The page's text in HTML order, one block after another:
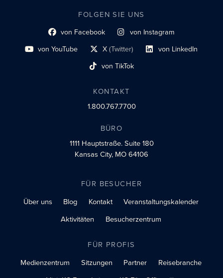
FOLGEN SIE UNS
Link zum sozialen Profil
von Facebook Link zum sozialen Profil
von Instagram
Link zum sozialen Profil
von YouTube X(Twitter)
Social-Profil-Link Link zum sozialen Profil
von LinkedIn
Link zum sozialen Profil
von TikTok
KONTAKT
1.800.767.7700
BÜRO
1111 Hauptstraße.Suite 180
Kansas City, MO 64106
FÜR BESUCHER
Über uns
Blog Kontakt
Veranstaltungskalender
Aktivitäten
Besucherzentrum
FÜR PROFIS
Medienzentrum
Sitzungen Partner
Reisebranche